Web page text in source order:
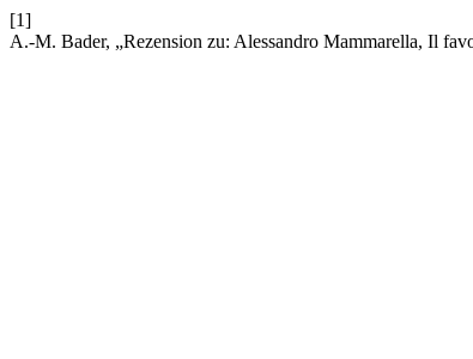
[1]
A.-M. Bader, „Rezension zu: Alessandro Mammarella, Il